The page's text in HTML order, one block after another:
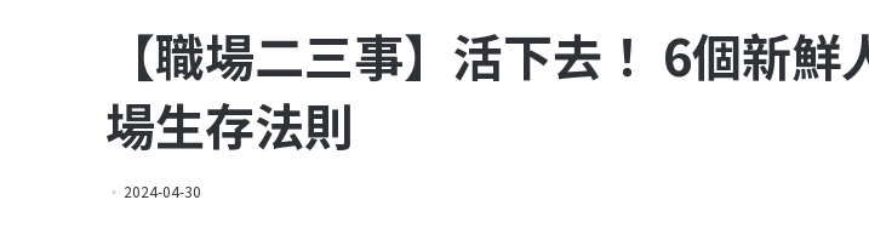
【職場二三事】活下去！ 6個新鮮
場生存法則
2024-04-30